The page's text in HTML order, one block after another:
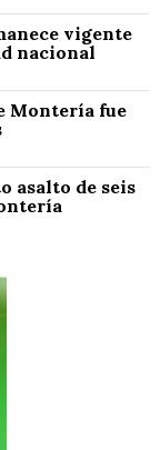
vigente
nacional
Montería fue
asalto de seis